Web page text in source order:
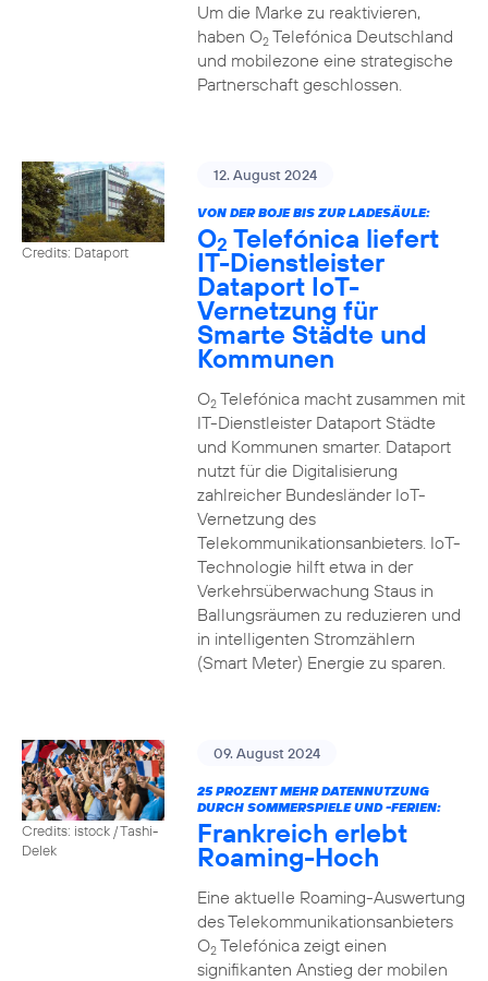
Um die Marke zu reaktivieren,
haben O2Telefónica Deutschland
und mobilezone eine strategische
Partnerschaft geschlossen.
Credits: Dataport
12. August 2024
VON DER BOJE BIS ZUR LADESÄULE:
O2 Telefónica liefert
IT-Dienstleister
Dataport IoT-
Vernetzung für
Smarte Städte und
Kommunen
O2Telefónica macht zusammen mit
IT-Dienstleister Dataport Städte
und Kommunen smarter. Dataport
nutzt für die Digitalisierung
zahlreicher Bundesländer IoT-
Vernetzung des
Telekommunikationsanbieters. IoT-
Technologie hilft etwa in der
Verkehrsüberwachung Staus in
Ballungsräumen zu reduzieren und
in intelligenten Stromzählern
(Smart Meter) Energie zu sparen.
Credits: istock / Tashi-
Delek
09. August 2024
25 PROZENT MEHR DATENNUTZUNG
DURCH SOMMERSPIELE UND -FERIEN:
Frankreich erlebt
Roaming-Hoch
Eine aktuelle Roaming-Auswertung
des Telekommunikationsanbieters
O2Telefónica zeigt einen
signifikanten Anstieg der mobilen